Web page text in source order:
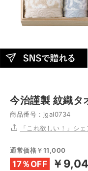
今治謹製 紋織タ
商品番号：jgal0734
「これ欲しい！」シ
通常価格￥11,000
17％OFF ￥